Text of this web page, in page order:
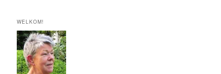
WELKOM!